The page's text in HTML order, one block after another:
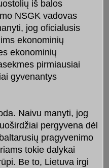
iš balos
NSGK vadovas
jog oficialusis
ekonominių
ekonominių
pirmiausiai
gyvenantys
Naivu manyti, jog
pergyvena dėl
pragyvenimo
tokie dalykai
Be to, Lietuva irgi